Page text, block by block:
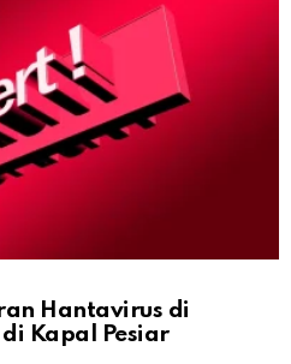
Hantavirus di
Kapal Pesiar